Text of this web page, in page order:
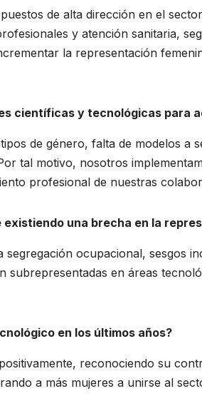
de alta dirección en el
y atención sanitaria,
la representación
científicas y tecnológicas para
de género, falta de modelos a
tal motivo, nosotros
profesional de nuestras
una brecha en la
ocupacional, sesgos
en áreas
en los últimos años?
reconociendo su
a más mujeres a unirse al